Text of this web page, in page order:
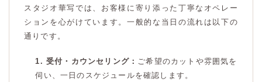
スタジオ華写では、お客様に寄り添った丁寧なオペレー
ションを心がけています。一般的な当日の流れは以下の
通りです。
1. 受付・カウンセリング： ご希望のカットや雰囲気を
伺い、一日のスケジュールを確認します。